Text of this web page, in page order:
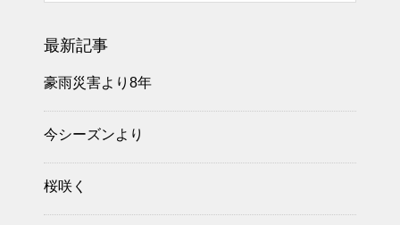
最新記事
豪雨災害より8年
今シーズンより
桜咲く